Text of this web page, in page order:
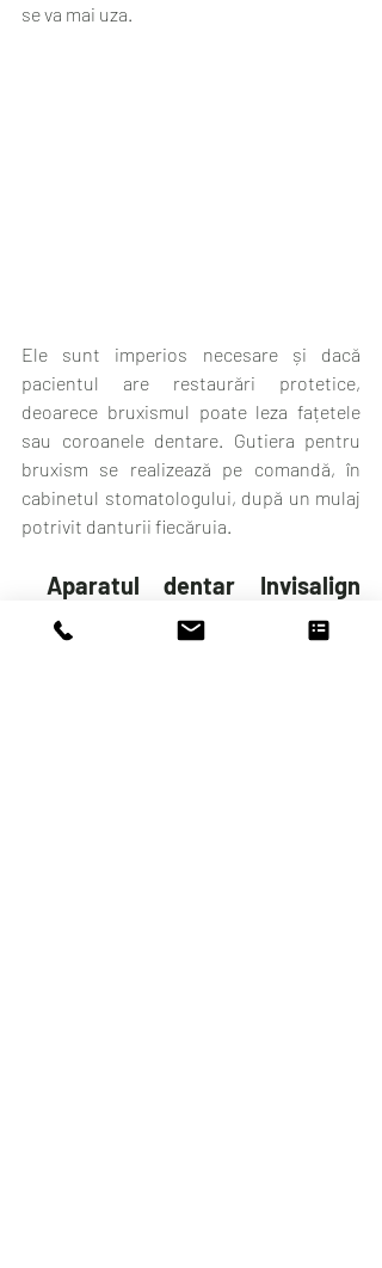
se va mai uza.
Ele sunt imperios necesare și dacă
pacientul are restaurări protetice,
deoarece bruxismul poate leza fațetele
sau coroanele dentare. Gutiera pentru
bruxism se realizează pe comandă, în
cabinetul stomatologului, după un mulaj
potrivit danturii fiecăruia.
Aparatul dentar Invisalign
pentru bruxism